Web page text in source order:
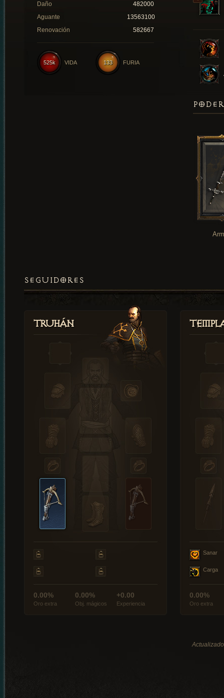
Daño
482000
Aguante
13563100
Renovación
582667
133 FURIA
525k VIDA
SEGUIDORES
Truhán
0.00%
Oro extra
0.00%
Obj. mágicos
+0.00
Experiencia
Sanar
Carga
0.00%
Oro extra